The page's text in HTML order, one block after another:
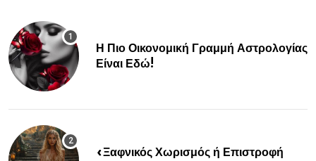
Η Πιο Οικονομική Γραμμή Αστρολογίας
Είναι Εδώ!
«Ξαφνικός Χωρισμός ή Επιστροφή